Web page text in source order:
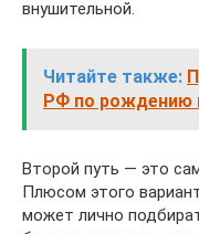
внушительной.
Читайте также:
РФ по рождению
Второй путь — это
Плюсом этого
может лично